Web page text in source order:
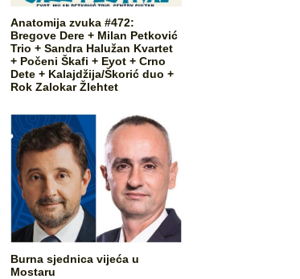
Anatomija zvuka #472:
Bregove Dere + Milan Petković
Trio + Sandra Halužan Kvartet
+ Počeni Škafi + Eyot + Crno
Dete + Kalajdžija/Škorić duo +
Rok Zalokar Žlehtet
Burna sjednica vijeća u
Mostaru